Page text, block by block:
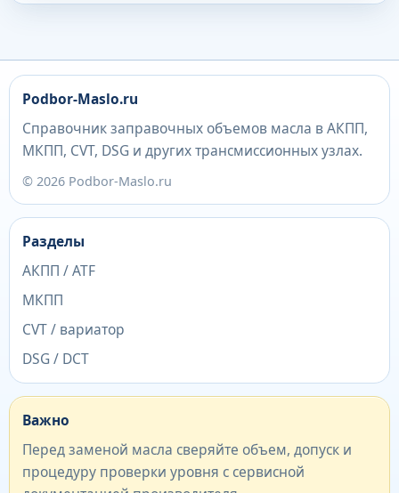
Podbor-Maslo.ru
Справочник заправочных объемов масла в АКПП,
МКПП, CVT, DSG и других трансмиссионных узлах.
© 2026 Podbor-Maslo.ru
Разделы
АКПП / ATF
МКПП
CVT / вариатор
DSG / DCT
Важно
Перед заменой масла сверяйте объем, допуск и
процедуру проверки уровня с сервисной